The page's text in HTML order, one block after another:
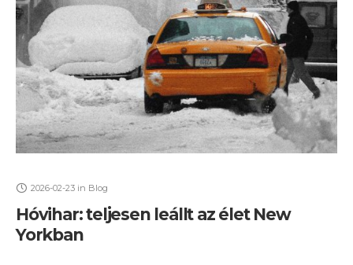
2026-02-23 in Blog
Hóvihar: teljesen leállt az élet New
Yorkban